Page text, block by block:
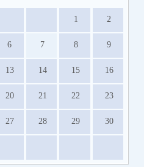
1 2
6 7 8 9
13 14 15 16
20 21 22 23
27 28 29 30